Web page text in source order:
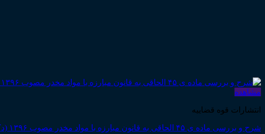
مشاهده
انتشارات قوه قضاییه
شرح و بررسی ماده ی ۴۵ الحاقی به قانون مبارزه با مواد مخدر مصوب ۱۳۹۶ (دکتر حسین ذبحی ـ چاپ سوم)